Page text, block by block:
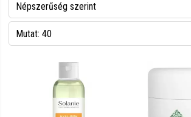
Népszerűség szerint
Név szerint csökkenő
Ár szerint csökkenő
Ár szerint növekvő
Mutat: 40
Mutat: 160